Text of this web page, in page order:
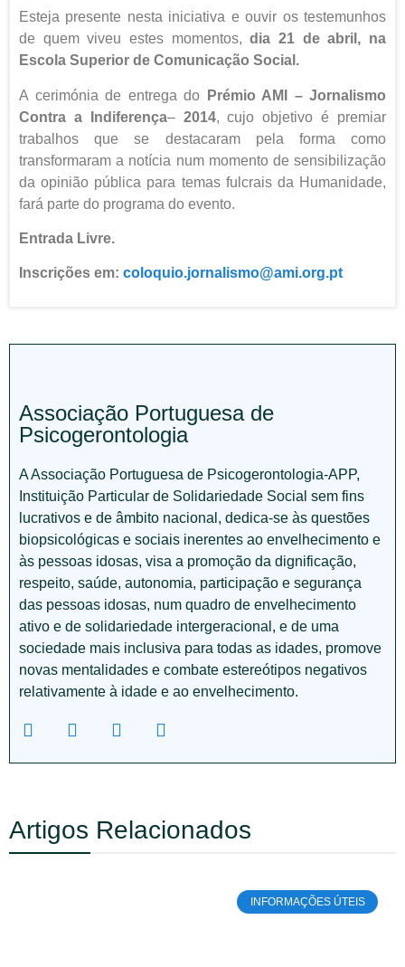
Esteja presente nesta iniciativa e ouvir os testemunhos
de quem viveu estes momentos,dia 21 de abril, na
Escola Superior de Comunicação Social.
A cerimónia de entrega do
Prémio AMI – Jornalismo
Contra a Indiferença– 2014, cujo objetivo é premiar
trabalhos que se destacaram pela forma como
transformaram a notícia num momento de sensibilização
da opinião pública para temas fulcrais da Humanidade,
fará parte do programa do evento.
Entrada Livre.
Inscrições em: coloquio.jornalismo@ami.org.pt
Associação Portuguesa de
Psicogerontologia
A Associação Portuguesa de Psicogerontologia-APP,
Instituição Particular de Solidariedade Social sem fins
lucrativos e de âmbito nacional, dedica-se às questões
biopsicológicas e sociais inerentes ao envelhecimento e
às pessoas idosas, visa a promoção da dignificação,
respeito, saúde, autonomia, participação e segurança
das pessoas idosas, num quadro de envelhecimento
ativo e de solidariedade intergeracional, e de uma
sociedade mais inclusiva para todas as idades, promove
novas mentalidades e combate estereótipos negativos
relativamente à idade e ao envelhecimento.
Artigos Relacionados
INFORMAÇÕES ÚTEIS